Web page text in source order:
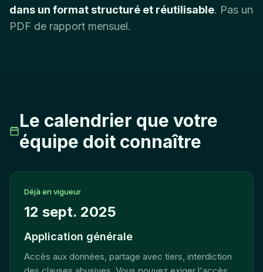
dans un format structuré et réutilisable. Pas un
PDF de rapport mensuel.
Le calendrier que votre
équipe doit connaître
Déjà en vigueur
12 sept. 2025
Application générale
Accès aux données, partage avec tiers, interdiction